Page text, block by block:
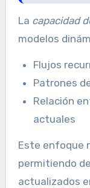
La capacidad
modelos
Flujos
Patrones
Relación
actuales
Este enfoque
permitiendo
actualizados